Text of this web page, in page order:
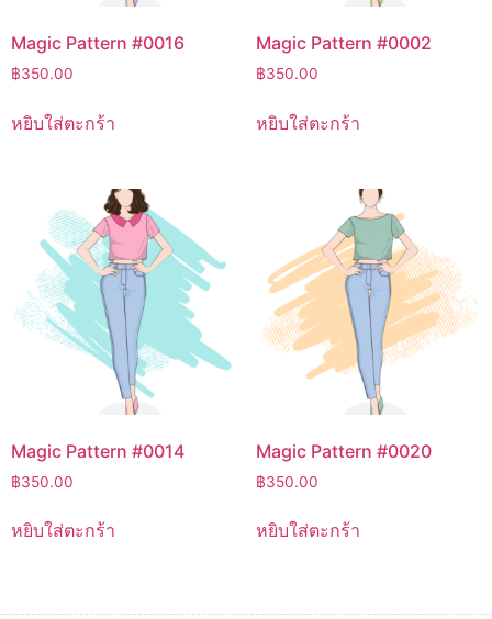
Magic Pattern #0016
฿350.00
หยิบใส่ตะกร้า
Magic Pattern #0002
฿350.00
หยิบใส่ตะกร้า
Magic Pattern #0014
฿350.00
หยิบใส่ตะกร้า
Magic Pattern #0020
฿350.00
หยิบใส่ตะกร้า